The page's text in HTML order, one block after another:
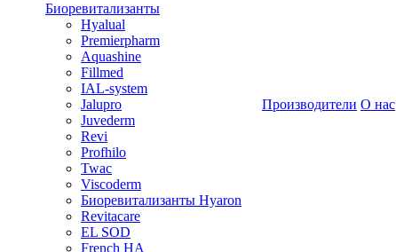
Биоревитализанты
Hyalual
Premierpharm
Aquashine
Fillmed
IAL-system
Jalupro
Juvederm
Revi
Profhilo
Twac
Viscoderm
Биоревитализанты Hyaron
Revitacare
EL SOD
French HA
Производители О нас